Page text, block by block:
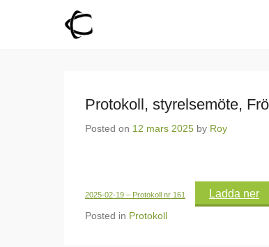
För en levande landsbygd
Protokoll, styrelsemöte,
Posted on 12 mars 2025 by Roy
2025-02-19 – Protokoll nr 161 Ladda ner
Posted in Protokoll